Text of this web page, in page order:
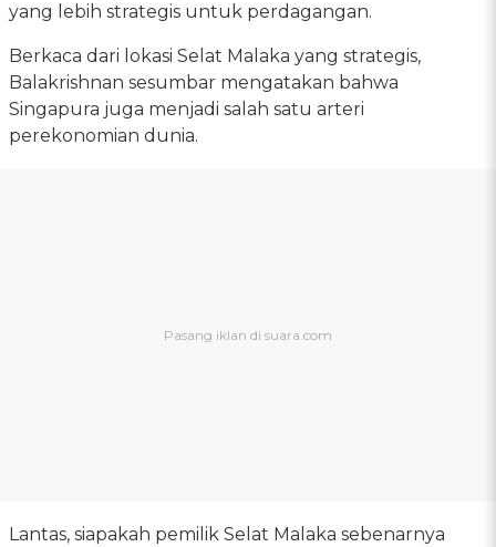
yang lebih strategis untuk perdagangan.
Berkaca dari lokasi Selat Malaka yang strategis,
Balakrishnan sesumbar mengatakan bahwa
Singapura juga menjadi salah satu arteri
perekonomian dunia.
Lantas, siapakah pemilik Selat Malaka sebenarnya